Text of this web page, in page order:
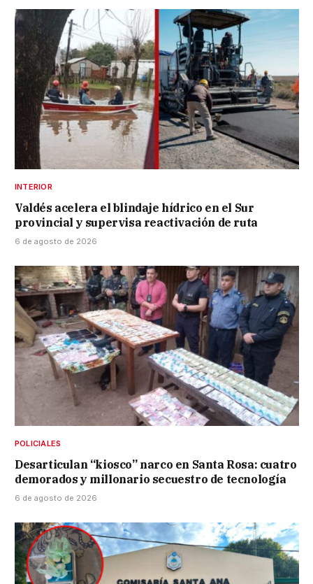
INTERIOR
Valdés acelera el blindaje hídrico en el Sur
provincial y supervisa reactivación de ruta
6 de agosto de 2026
POLICIALES
Desarticulan “kiosco” narco en Santa Rosa: cuatro
demorados y millonario secuestro de tecnología
6 de agosto de 2026